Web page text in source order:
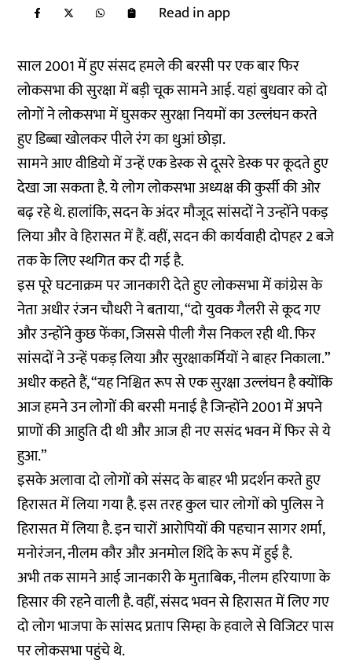
Read in app
साल 2001 में हुए संसद हमले की बरसी पर एक बार फिर
लोकसभा की सुरक्षा में बड़ी चूक सामने आई. यहां बुधवार को दो
लोगों ने लोकसभा में घुसकर सुरक्षा नियमों का उल्लंघन करते
हुए डिब्बा खोलकर पीले रंग का धुआं छोड़ा.
सामने आए वीडियो में उन्हें एक डेस्क से दूसरे डेस्क पर कूदते हुए
देखा जा सकता है. ये लोग लोकसभा अध्यक्ष की कुर्सी की ओर
बढ़ रहे थे. हालांकि, सदन के अंदर मौजूद सांसदों ने उन्होंने पकड़
लिया और वे हिरासत में हैं. वहीं, सदन की कार्यवाही दोपहर 2 बजे
तक के लिए स्थगित कर दी गई है.
इस पूरे घटनाक्रम पर जानकारी देते हुए लोकसभा में कांग्रेस के
नेता अधीर रंजन चौधरी ने बताया, “दो युवक गैलरी से कूद गए
और उन्होंने कुछ फेंका, जिससे पीली गैस निकल रही थी. फिर
सांसदों ने उन्हें पकड़ लिया और सुरक्षाकर्मियों ने बाहर निकाला.”
अधीर कहते हैं, “यह निश्चित रूप से एक सुरक्षा उल्लंघन है क्योंकि
आज हमने उन लोगों की बरसी मनाई है जिन्होंने 2001 में अपने
प्राणों की आहुति दी थी और आज ही नए ससंद भवन में फिर से ये
हुआ.”
इसके अलावा दो लोगों को संसद के बाहर भी प्रदर्शन करते हुए
हिरासत में लिया गया है. इस तरह कुल चार लोगों को पुलिस ने
हिरासत में लिया है. इन चारों आरोपियों की पहचान सागर शर्मा,
मनोरंजन, नीलम कौर और अनमोल शिंदे के रूप में हुई है.
अभी तक सामने आई जानकारी के मुताबिक, नीलम हरियाणा के
हिसार की रहने वाली है. वहीं, संसद भवन से हिरासत में लिए गए
दो लोग भाजपा के सांसद प्रताप सिम्हा के हवाले से विजिटर पास
पर लोकसभा पहुंचे थे.